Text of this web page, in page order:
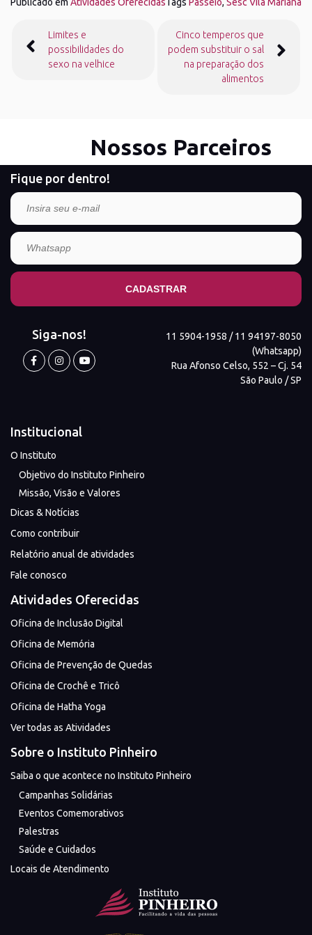
de
Post
Limites e
possibilidades do
sexo na velhice
Cinco temperos que
podem substituir o sal
na preparação dos
alimentos
Nossos Parceiros
Fique por dentro!
Siga-nos!
11 5904-1958 / 11 94197-8050
(Whatsapp)
Rua Afonso Celso, 552 – Cj. 54
São Paulo / SP
Institucional
O Instituto
Objetivo do Instituto Pinheiro
Missão, Visão e Valores
Dicas & Notícias
Como contribuir
Relatório anual de atividades
Fale conosco
Atividades Oferecidas
Oficina de Inclusão Digital
Oficina de Memória
Oficina de Prevenção de Quedas
Oficina de Crochê e Tricô
Oficina de Hatha Yoga
Ver todas as Atividades
Sobre o Instituto Pinheiro
Saiba o que acontece no Instituto Pinheiro
Campanhas Solidárias
Eventos Comemorativos
Palestras
Saúde e Cuidados
Locais de Atendimento